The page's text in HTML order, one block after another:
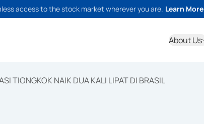
access to the stock market wherever you are. Learn More
About Us
TIONGKOK NAIK DUA KALI LIPAT DI BRASIL